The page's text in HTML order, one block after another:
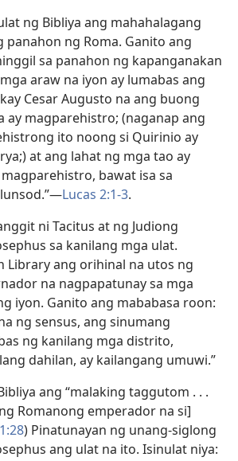
ng Bibliya ang mahahalagang
panahon ng Roma. Ganito ang
sa panahon ng kapanganakan
mga araw na iyon ay lumabas ang
Cesar Augusto na ang buong
ay magparehistro; (naganap ang
ito noong si Quirinio ay
at ang lahat ng mga tao ay
bawat isa sa
Lucas 2:1-3.
ni Tacitus at ng Judiong
sa kanilang mga ulat.
Library ang orihinal na utos ng
na nagpapatunay sa mga
iyon. Ganito ang mababasa roon:
ng sensus, ang sinumang
ng kanilang mga distrito,
dahilan, ay kailangang umuwi.”
ang “malaking taggutom . . .
Romanong emperador na si]
) Pinatunayan ng unang-siglong
ang ulat na ito. Isinulat niya: